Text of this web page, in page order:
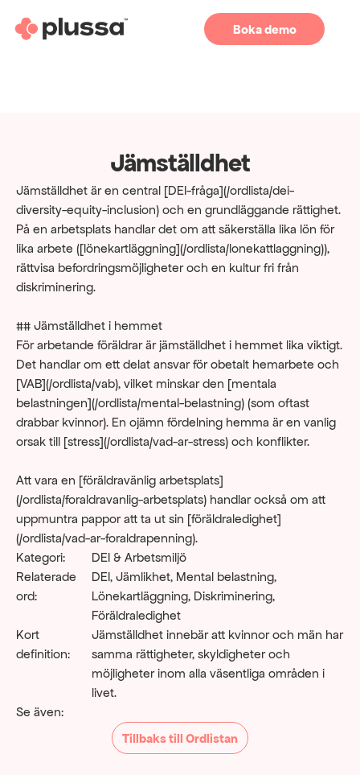
Boka demo
Jämställdhet
Jämställdhet är en central [DEI-fråga](/ordlista/dei-
diversity-equity-inclusion) och en grundläggande rättighet.
På en arbetsplats handlar det om att säkerställa lika lön för
lika arbete ([lönekartläggning](/ordlista/lonekattlaggning)),
rättvisa befordringsmöjligheter och en kultur fri från
diskriminering.
## Jämställdhet i hemmet
För arbetande föräldrar är jämställdhet i hemmet lika viktigt.
Det handlar om ett delat ansvar för obetalt hemarbete och
[VAB](/ordlista/vab), vilket minskar den [mentala
belastningen](/ordlista/mental-belastning) (som oftast
drabbar kvinnor). En ojämn fördelning hemma är en vanlig
orsak till [stress](/ordlista/vad-ar-stress) och konflikter.
Att vara en [föräldravänlig arbetsplats]
(/ordlista/foraldravanlig-arbetsplats) handlar också om att
uppmuntra pappor att ta ut sin [föräldraledighet]
(/ordlista/vad-ar-foraldrapenning).
Kategori:
DEI & Arbetsmiljö
Relaterade
ord:
DEI, Jämlikhet, Mental belastning,
Lönekartläggning, Diskriminering,
Föräldraledighet
Kort
definition:
Jämställdhet innebär att kvinnor och män har
samma rättigheter, skyldigheter och
möjligheter inom alla väsentliga områden i
livet.
Se även:
Tillbaks till Ordlistan